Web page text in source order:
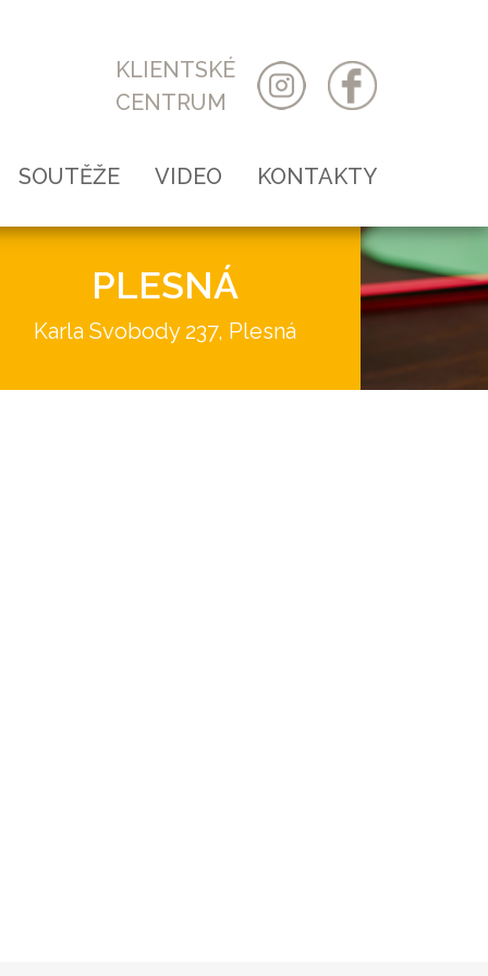
KLIENTSKÉ
CENTRUM
SOUTĚŽE
Předmětové MŠMT
Vyhlašované DDM
VIDEO KONTAKTY
PLESNÁ
Karla Svobody 237, Plesná